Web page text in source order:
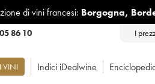
di vini francesi: Borgogna,
86 10 I
VINI Indici iDealwine